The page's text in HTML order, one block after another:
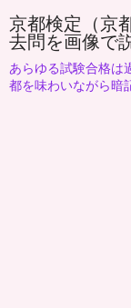
京都検定（京
去問を画像で
あらゆる試験合格は
都を味わいながら暗